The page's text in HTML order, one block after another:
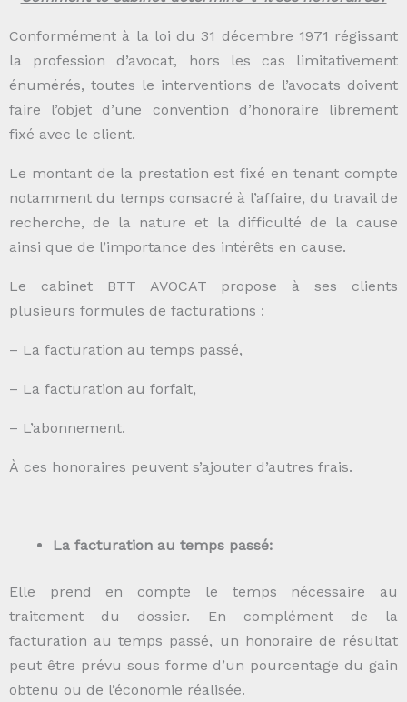
Conformément à la loi du 31 décembre 1971 régissant
la profession d’avocat, hors les cas limitativement
énumérés, toutes le interventions de l’avocats doivent
faire l’objet d’une convention d’honoraire librement
fixé avec le client.
Le montant de la prestation est fixé en tenant compte
notamment du temps consacré à l’affaire, du travail de
recherche, de la nature et la difficulté de la cause
ainsi que de l’importance des intérêts en cause.
Le cabinet BTT AVOCAT propose à ses clients
plusieurs formules de facturations :
– La facturation au temps passé,
– La facturation au forfait,
– L’abonnement.
À ces honoraires peuvent s’ajouter d’autres frais.
La facturation au temps passé:
Elle prend en compte le temps nécessaire au
traitement du dossier. En complément de la
facturation au temps passé, un honoraire de résultat
peut être prévu sous forme d’un pourcentage du gain
obtenu ou de l’économie réalisée.